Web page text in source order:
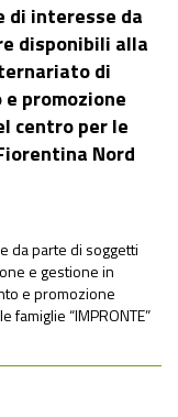
di interesse da
disponibili alla
di
promozione
centro per le
Nord
da parte di soggetti
e gestione in
e promozione
“IMPRONTE”